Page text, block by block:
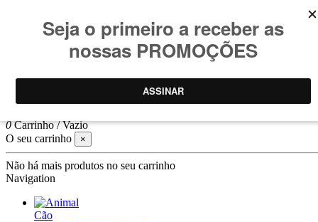
Consultecondições promoções.
Promoções limitadas ao stock
0 Carrinho /Vazio
O seu carrinho
×
Não há mais produtos no seu carrinho
Navigation
Cão